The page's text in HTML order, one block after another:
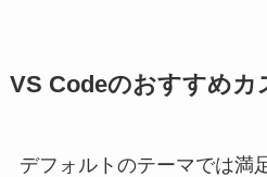
VS Codeのおすすめカ
デフォルトのテーマでは満